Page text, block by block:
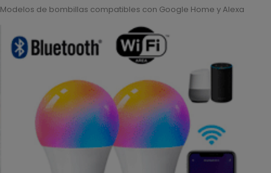
Modelos de bombillas compatibles con Google Home y Alexa